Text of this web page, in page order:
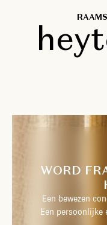
WORD
Een bewezen
Een persoonlijke